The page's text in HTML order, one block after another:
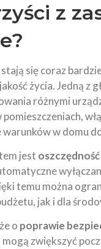
z
się coraz
życia. Jedną z
różnymi
w domu
jest
temu można
jak i dla
o poprawie
zwiększyć